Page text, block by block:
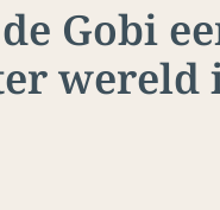
Gobi
wereld